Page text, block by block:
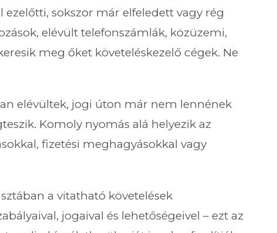
ezelőtti, sokszor már elfeledett vagy rég
elévült telefonszámlák, közüzemi,
meg őket követeléskezelő cégek. Ne
elévültek, jogi úton már nem lennének
Komoly nyomás alá helyezik az
fizetési meghagyásokkal vagy
a vitatható követelések
jogaival és lehetőségeivel – ezt az